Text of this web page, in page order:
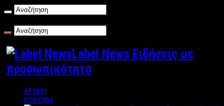
Label News Ειδήσεις με
προσωπικότητα
ΑΡΧΙΚΗ
ΚΟΙΝΩΝΙΑ